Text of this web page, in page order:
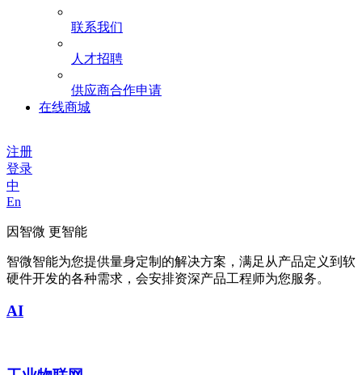
联系我们
人才招聘
供应商合作申请
在线商城
注册
登录
中
En
因智微 更智能
智微智能为您提供量身定制的解决方案，满足从产品定义到软
硬件开发的各种需求，会安排资深产品工程师为您服务。
AI